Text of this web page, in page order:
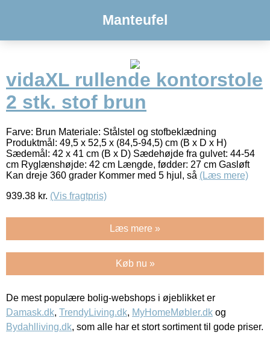
Manteufel
vidaXL rullende kontorstole
2 stk. stof brun
Farve: Brun Materiale: Stålstel og stofbeklædning
Produktmål: 49,5 x 52,5 x (84,5-94,5) cm (B x D x H)
Sædemål: 42 x 41 cm (B x D) Sædehøjde fra gulvet: 44-54
cm Ryglænshøjde: 42 cm Længde, fødder: 27 cm Gasløft
Kan dreje 360 grader Kommer med 5 hjul, så (Læs mere)
939.38 kr. (Vis fragtpris)
Læs mere »
Køb nu »
De mest populære bolig-webshops i øjeblikket er
Damask.dk, TrendyLiving.dk, MyHomeMøbler.dk og
Bydahlliving.dk, som alle har et stort sortiment til gode priser.